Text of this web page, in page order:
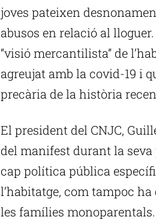
joves pateixen
abusos en relació al
“visió mercantilista” de
agreujat amb la covid-19 i
precària de la història
El president del CNJC,
del manifest durant la
cap política pública
l’habitatge, com tampoc
les famílies